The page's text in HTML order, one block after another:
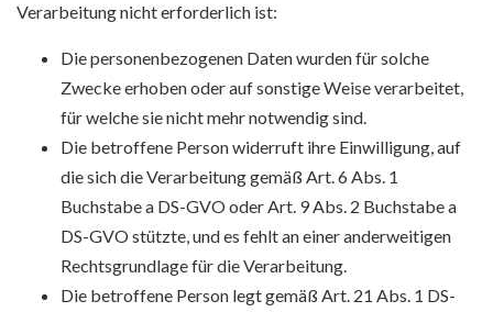
Verarbeitung nicht erforderlich ist:
Die personenbezogenen Daten wurden für solche
Zwecke erhoben oder auf sonstige Weise verarbeitet,
für welche sie nicht mehr notwendig sind.
Die betroffene Person widerruft ihre Einwilligung, auf
die sich die Verarbeitung gemäß Art. 6 Abs. 1
Buchstabe a DS-GVO oder Art. 9 Abs. 2 Buchstabe a
DS-GVO stützte, und es fehlt an einer anderweitigen
Rechtsgrundlage für die Verarbeitung.
Die betroffene Person legt gemäß Art. 21 Abs. 1 DS-